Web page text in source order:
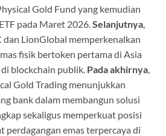
Gold Fund yang kemudian
pada Maret 2026. Selanjutnya
dan LionGlobal memperkenalkan
fisik bertoken pertama di Asia
blockchain publik. Pada akhirnya
Gold Trading menunjukkan
bank dalam membangun solusi
sekaligus memperkuat posisi
perdagangan emas terpercaya di